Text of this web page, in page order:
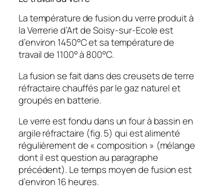
La température de fusion du verre produit à
la Verrerie d’Art de Soisy-sur-Ecole est
d’environ 1450°C et sa température de
travail de 1100° à 800°C.
La fusion se fait dans des creusets de terre
réfractaire chauffés par le gaz naturel et
groupés en batterie.
Le verre est fondu dans un four à bassin en
argile réfractaire (fig. 5) qui est alimenté
régulièrement de « composition » (mélange
dont il est question au paragraphe
précédent). Le temps moyen de fusion est
d’environ 16 heures.